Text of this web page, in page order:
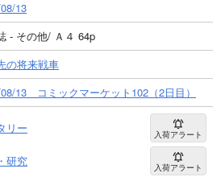
13
- その他/ Ａ４ 64p
の将来戦車
13 コミックマーケット102（2日目）
リー 入荷アラート
研究 入荷アラート